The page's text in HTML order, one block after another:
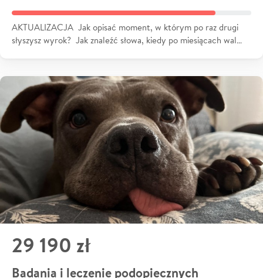
AKTUALIZACJA Jak opisać moment, w którym po raz drugi
słyszysz wyrok? Jak znaleźć słowa, kiedy po miesiącach wal…
29 190 zł
Badania i leczenie podopiecznych